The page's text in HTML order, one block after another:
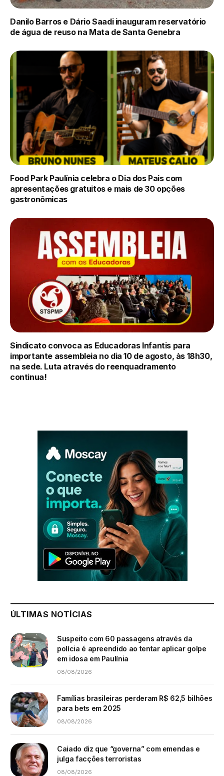
Danilo Barros e Dário Saadi inauguram reservatório
de água de reuso na Mata de Santa Genebra
Food Park Paulínia celebra o Dia dos Pais com
apresentações gratuitos e mais de 30 opções
gastronômicas
Sindicato convoca as Educadoras Infantis para
importante assembleia no dia 10 de agosto, às 18h30,
na sede. Luta através do reenquadramento
continua!
ÚLTIMAS NOTÍCIAS
Suspeito com 60 passagens através da
polícia é apreendido ao tentar aplicar golpe
em idosa em Paulínia
08/08/2026
Famílias brasileiras perderam R$ 62,5 bilhões
para bets em 2025
08/08/2026
Caiado diz que “governa” com emendas e
julga facções terroristas
08/08/2026